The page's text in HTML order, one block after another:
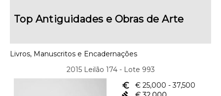
Top Antiguidades e Obras de Arte
Livros, Manuscritos e Encadernações
2015 Leilão 174 - Lote 993
euro_symbol
€ 25,000 - 37,500